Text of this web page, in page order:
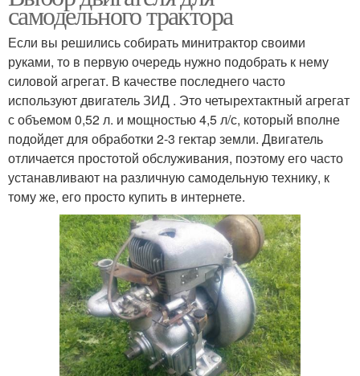
самодельного трактора
Если вы решились собирать минитрактор своими
руками, то в первую очередь нужно подобрать к нему
силовой агрегат. В качестве последнего часто
используют двигатель ЗИД . Это четырехтактный агрегат
с объемом 0,52 л. и мощностью 4,5 л/с, который вполне
подойдет для обработки 2-3 гектар земли. Двигатель
отличается простотой обслуживания, поэтому его часто
устанавливают на различную самодельную технику, к
тому же, его просто купить в интернете.